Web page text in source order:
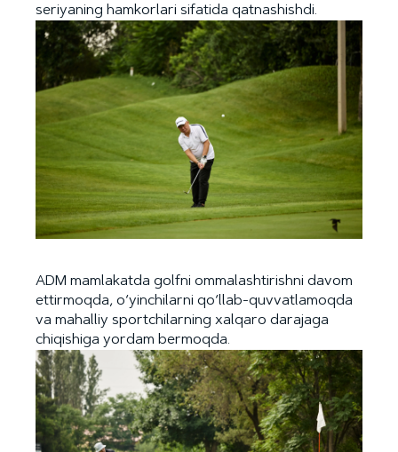
seriyaning hamkorlari sifatida qatnashishdi.
ADM mamlakatda golfni ommalashtirishni davom
ettirmoqda, o‘yinchilarni qo‘llab-quvvatlamoqda
va mahalliy sportchilarning xalqaro darajaga
chiqishiga yordam bermoqda.